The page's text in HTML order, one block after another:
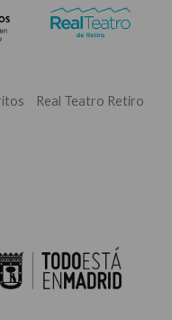
Real Teatro Retiro